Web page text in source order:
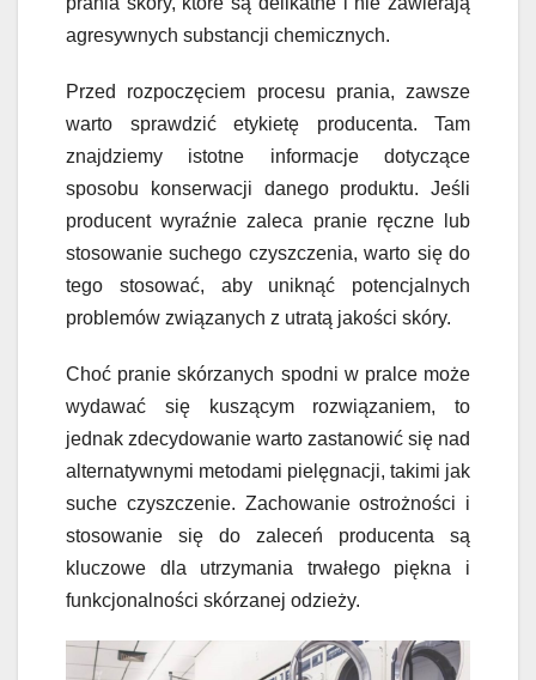
agresywnych substancji chemicznych.
Przed rozpoczęciem procesu prania, zawsze
warto sprawdzić etykietę producenta. Tam
znajdziemy istotne informacje dotyczące
sposobu konserwacji danego produktu. Jeśli
producent wyraźnie zaleca pranie ręczne lub
stosowanie suchego czyszczenia, warto się do
tego stosować, aby uniknąć potencjalnych
problemów związanych z utratą jakości skóry.
Choć pranie skórzanych spodni w pralce może
wydawać się kuszącym rozwiązaniem, to
jednak zdecydowanie warto zastanowić się nad
alternatywnymi metodami pielęgnacji, takimi jak
suche czyszczenie. Zachowanie ostrożności i
stosowanie się do zaleceń producenta są
kluczowe dla utrzymania trwałego piękna i
funkcjonalności skórzanej odzieży.